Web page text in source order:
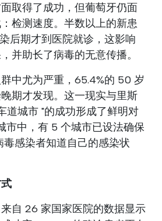
取得了成功，但葡萄牙仍面
检测速度。半数以上的新患
后期才到医院就诊，这影响
并助长了病毒的无意传播。
中尤为严重，65.4%的 50 岁
期才发现。这一现实与里斯
道城市 "的成功形成了鲜明对
市中，有 5 个城市已设法确保
感染者知道自己的感染状
自 26 家国家医院的数据显示